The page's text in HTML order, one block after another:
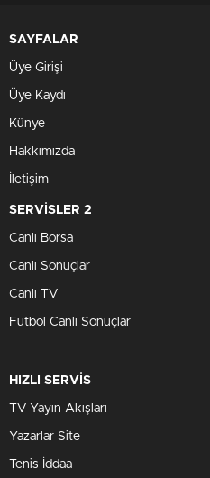
SAYFALAR
Üye Girişi
Üye Kaydı
Künye
Hakkımızda
İletişim
SERVİSLER 2
Canlı Borsa
Canlı Sonuçlar
Canlı TV
Futbol Canlı Sonuçlar
HIZLI SERVİS
TV Yayın Akışları
Yazarlar Site
Tenis İddaa